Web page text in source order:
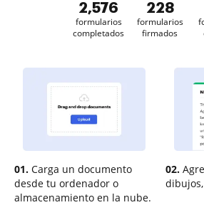
2,577
formularios
completados
228
formularios
firmados
01. Carga un documento
desde tu ordenador o
almacenamiento en la nube.
02.